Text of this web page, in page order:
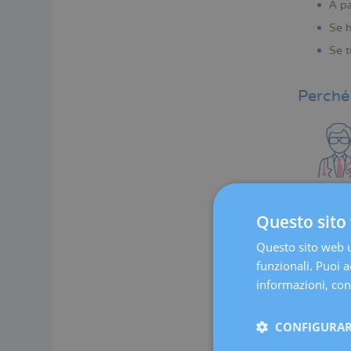
A
Se
Se
Questo
Questo sito web
funzionali. Puoi
informazioni,